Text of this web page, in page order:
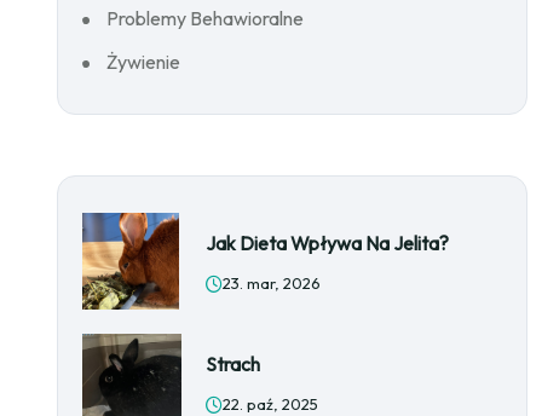
Problemy Behawioralne
Żywienie
Jak Dieta Wpływa Na Jelita?
23. mar, 2026
Strach
22. paź, 2025